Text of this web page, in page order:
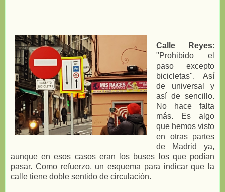
Calle Reyes:
"Prohibido el
paso excepto
bicicletas". Así
de universal y
así de sencillo.
No hace falta
más. Es algo
que hemos visto
en otras partes
de Madrid ya,
aunque en esos casos eran los buses los que podían
pasar. Como refuerzo, un esquema para indicar que la
calle tiene doble sentido de circulación.